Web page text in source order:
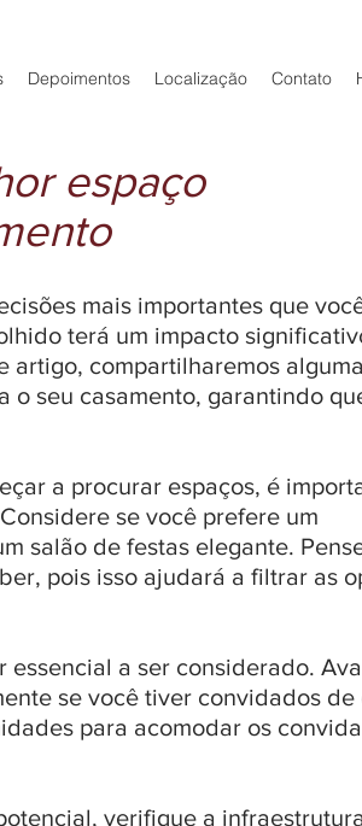
Depoimentos Localização Contato
espaço
mais importantes que
terá um impacto
artigo, compartilharemos
o seu casamento, garantindo
a procurar espaços, é
se você prefere um
salão de festas elegante.
pois isso ajudará a filtrar as
a ser considerado.
se você tiver convidados de
para acomodar os
verifique a infraestrutura